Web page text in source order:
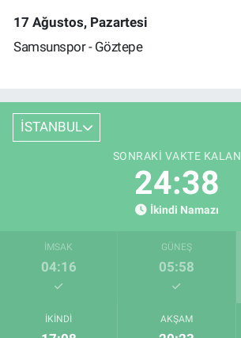
17 Ağustos, Pazartesi
Samsunspor - Göztepe
İSTANBUL
SONRAKI VAKTE KALAN
24:37
İkindi Namazı
İMSAK
04:16
GÜNEŞ
05:58
İKINDI AKŞAM